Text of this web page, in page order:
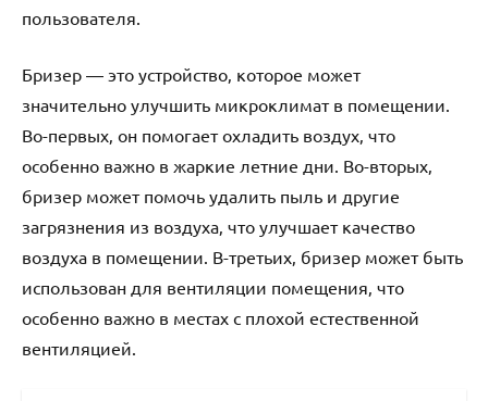
пользователя.
Бризер ― это устройство‚ которое может
значительно улучшить микроклимат в помещении.
Во-первых‚ он помогает охладить воздух‚ что
особенно важно в жаркие летние дни. Во-вторых‚
бризер может помочь удалить пыль и другие
загрязнения из воздуха‚ что улучшает качество
воздуха в помещении. В-третьих‚ бризер может быть
использован для вентиляции помещения‚ что
особенно важно в местах с плохой естественной
вентиляцией.